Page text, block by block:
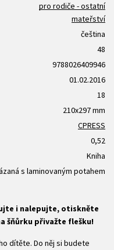
pro rodiče - ostatní
mateřství
čeština
48
9788026409946
01.02.2016
18
210x297 mm
CPRESS
0,52
Kniha
s laminovaným potahem
i nalepujte, otiskněte
šňůrku přivažte flešku!
dítěte. Do něj si budete